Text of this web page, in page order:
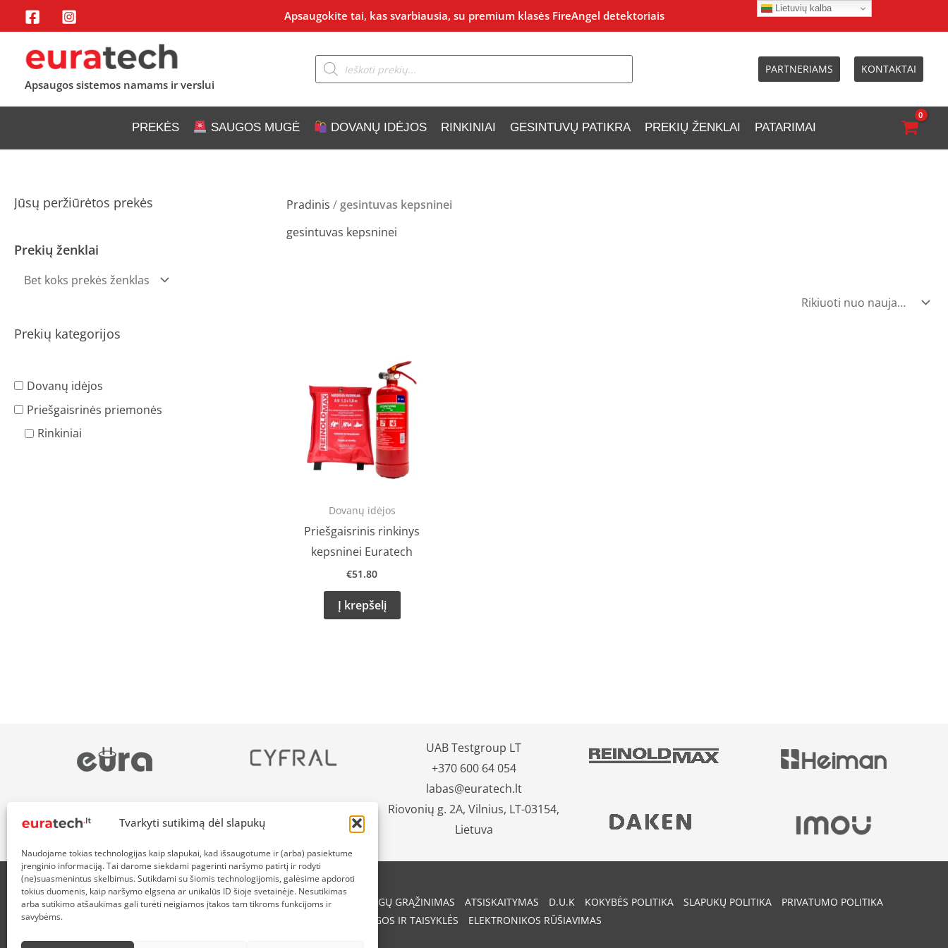
Tvarkyti sutikimą dėl slapukų
Naudojame tokias technologijas kaip slapukai, kad išsaugotume ir (arba) pasiektume
įrenginio informaciją. Tai darome siekdami pagerinti naršymo patirtį ir rodyti
(ne)suasmenintus skelbimus. Sutikdami su šiomis technologijomis, galėsime apdoroti
tokius duomenis, kaip naršymo elgsena ar unikalūs ID šioje svetainėje. Nesutikimas
arba sutikimo atšaukimas gali turėti neigiamos įtakos tam tikroms funkcijoms ir
savybėms.
Pereiti
prie
turinio
Apsaugokite tai, kas svarbiausia, su premium klasės FireAngel detektoriais
Apsaugos sistemos namams ir verslui
Products
search PARTNERIAMS KONTAKTAI
PREKĖS SAUGOS MUGĖ DOVANŲ IDĖJOS RINKINIAI GESINTUVŲ PATIKRA PREKIŲ ŽENKLAI PATARIMAI
Jūsų peržiūrėtos prekės
Prekių ženklai
Prekių kategorijos
Dovanų idėjos
Priešgaisrinės priemonės
Rinkiniai
Pradinis / gesintuvas kepsninei
gesintuvas kepsninei
Dovanų idėjos
Priešgaisrinis rinkinys
kepsninei Euratech
€51.80
Į krepšelį
UAB Testgroup LT
+370 600 64 054
labas@euratech.lt
Riovonių g. 2A, Vilnius, LT-03154,
Lietuva
APIE MUS NUOLAIDOS HEROJAMS PRISTATYMAS PREKIŲ IR PINIGŲ GRĄŽINIMAS ATSISKAITYMAS D.U.K KOKYBĖS POLITIKA SLAPUKŲ POLITIKA
PRIVATUMO POLITIKA
SĄLYGOS IR TAISYKLĖS
ELEKTRONIKOS RŪŠIAVIMAS
Lietuvių kalba